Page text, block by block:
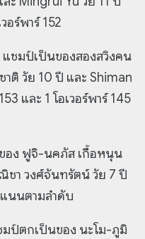
อร์พาร์ 152
ชมป์เป็นของสองสวิงคน
าติ วัย 10 ปี และ Shiman
และ 1 โอเวอร์พาร์ 145
อง ฟูจิ-นคภัส เกื้อหนุน
ชา วงศ์จันทรัตน์ วัย 7 ปี
แนนตามลำดับ
ป์ตกเป็นของ นะโม-ภูมิ